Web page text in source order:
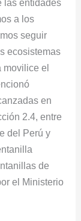
las entidades
a los
seguir
ecosistemas
movilice el
en
2.4, entre
del Perú y
de
el Ministerio